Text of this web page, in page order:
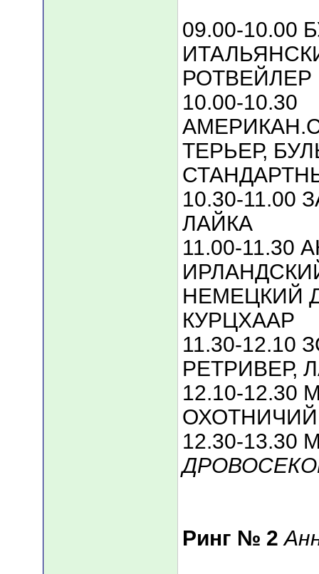
09.00-10.00
РОТВЕЙЛЕР
10.00-10.30
ТЕРЬЕР,
10.30-
ЛАЙКА
11.00-11.30
НЕМЕЦКИЙ
КУРЦХААР
11.30-
РЕТРИВЕР,
12.10-
12.30-13.30
Ринг № 2